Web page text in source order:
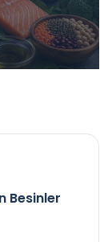
Besinler